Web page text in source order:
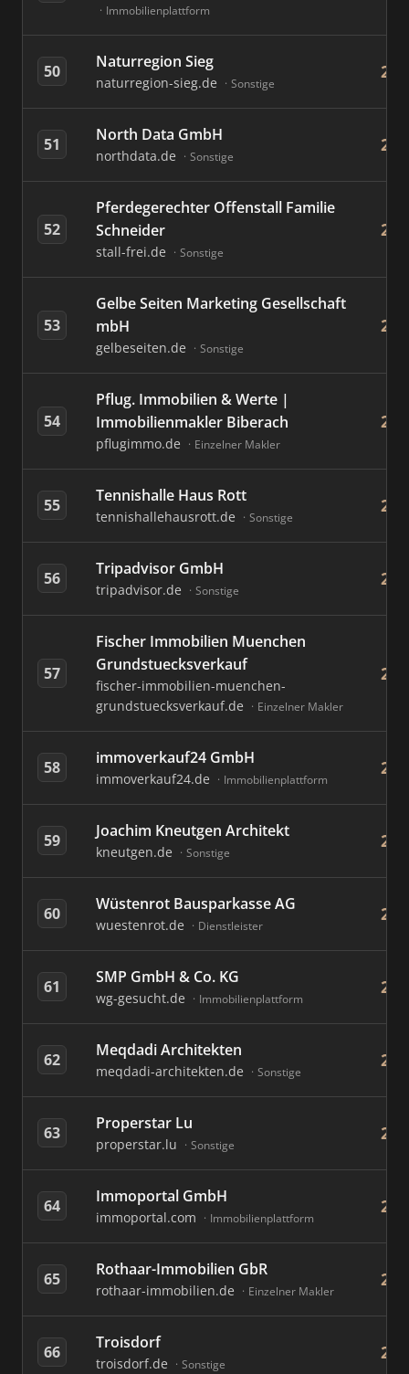
Immobilienplattform
50 Naturregion Sieg
naturregion-sieg.de Sonstige
27
51 North Data GmbH
northdata.de Sonstige
26
52
Pferdegerechter Offenstall Familie
Schneider
stall-frei.de Sonstige
26
53
Gelbe Seiten Marketing Gesellschaft
mbH
gelbeseiten.de Sonstige
25
54
Pflug. Immobilien & Werte |
Immobilienmakler Biberach
pflugimmo.de Einzelner Makler
24
55 Tennishalle Haus Rott
tennishallehausrott.de Sonstige
24
56 Tripadvisor GmbH
tripadvisor.de Sonstige
23
57
Fischer Immobilien Muenchen
Grundstuecksverkauf
fischer-immobilien-muenchen-
grundstuecksverkauf.de
Einzelner Makler
23
58 immoverkauf24 GmbH
immoverkauf24.de Immobilienplattform
22
59 Joachim Kneutgen Architekt
kneutgen.de Sonstige
22
60 Wüstenrot Bausparkasse AG
wuestenrot.de Dienstleister
22
61 SMP GmbH & Co. KG
wg-gesucht.de Immobilienplattform
22
62 Meqdadi Architekten
meqdadi-architekten.de Sonstige
21
63 Properstar Lu
properstar.lu Sonstige
21
64 Immoportal GmbH
immoportal.com Immobilienplattform
20
65 Rothaar-Immobilien GbR
rothaar-immobilien.de Einzelner Makler
20
66 Troisdorf
troisdorf.de Sonstige
20